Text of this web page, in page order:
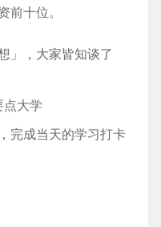
前十位。
」，大家皆知谈了
点大学
完成当天的学习打卡